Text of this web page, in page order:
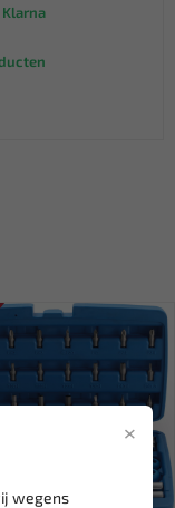
×
wegens
Klarna